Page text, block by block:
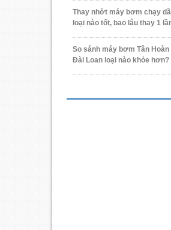
Thay nhớt máy bơm chạy
loại nào tốt, bao lâu thay 1
So sánh máy bơm Tân Hoàn
Đài Loan loại nào khỏe hơn?